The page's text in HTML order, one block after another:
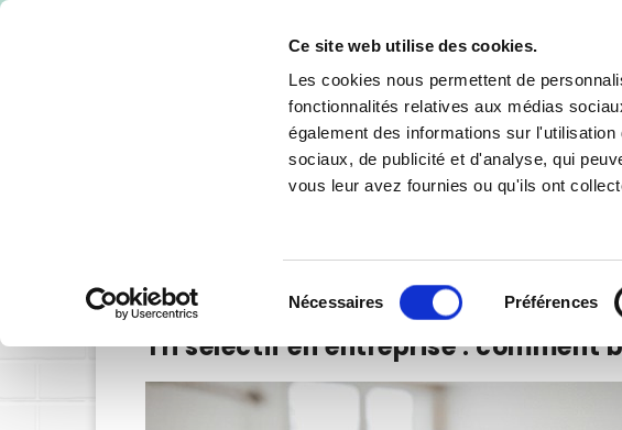
Ce site web utilise des cookies.
Les cookies nous permettent de
fonctionnalités relatives aux médias
également des informations sur
sociaux, de publicité et d'analyse, qui
vous leur avez fournies ou qu'ils ont
Nécessaires Préférences
-10% de remise
Tri sélectif en entreprise : comment